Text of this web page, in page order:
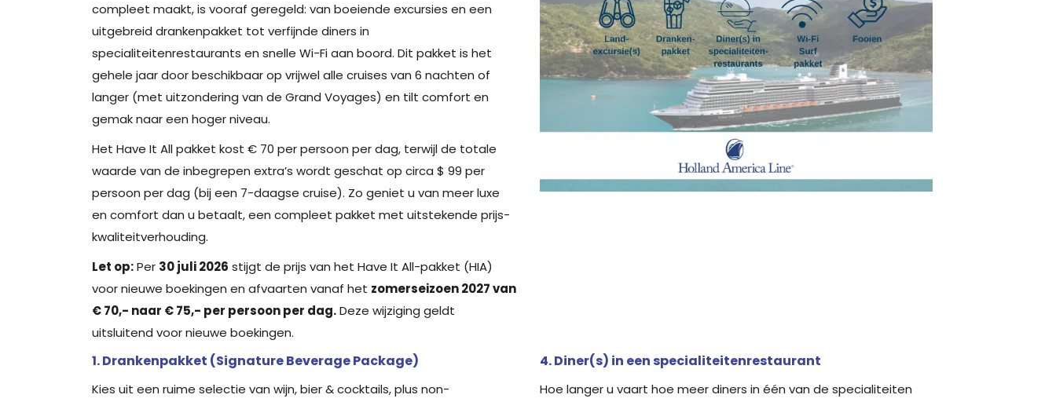
compleet maakt, is vooraf geregeld: van boeiende excursies en een
uitgebreid drankenpakket tot verfijnde diners in
specialiteitenrestaurants en snelle Wi-Fi aan boord. Dit pakket is het
gehele jaar door beschikbaar op vrijwel alle cruises van 6 nachten of
langer (met uitzondering van de Grand Voyages) en tilt comfort en
gemak naar een hoger niveau.
Het Have It All pakket kost € 70 per persoon per dag, terwijl de totale
waarde van de inbegrepen extra’s wordt geschat op circa $ 99 per
persoon per dag (bij een 7-daagse cruise). Zo geniet u van meer luxe
en comfort dan u betaalt, een compleet pakket met uitstekende prijs-
kwaliteitverhouding.
Let op:Per 30 juli 2026 stijgt de prijs van het Have It All-pakket (HIA)
voor nieuwe boekingen en afvaarten vanaf het zomerseizoen 2027 van
€ 70,- naar € 75,- per persoon per dag.Deze wijziging geldt
uitsluitend voor nieuwe boekingen.
1. Drankenpakket (Signature Beverage Package)
Kies uit een ruime selectie van wijn, bier & cocktails, plus non-
4. Diner(s) in een specialiteitenrestaurant
Hoe langer u vaart hoe meer diners in één van de specialiteiten